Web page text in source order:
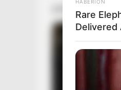
HABERION
Rare
Delivered